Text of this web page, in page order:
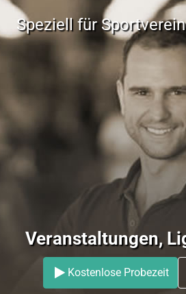
Veranstaltungen,
Kostenlose Probezeit
Speziell für